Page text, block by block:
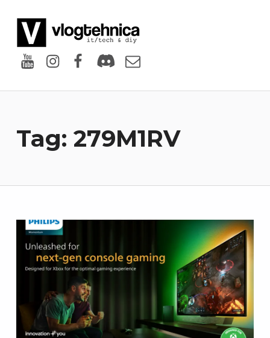
YoutubeInstagram
Facebook
DiscordEmail
Tag: 279M1RV